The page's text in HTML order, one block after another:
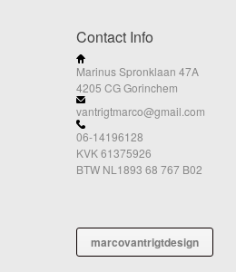
Contact Info
Marinus Spronklaan 47A
4205 CG Gorinchem
vantrigtmarco@gmail.com
06-14196128
KVK 61375926
BTW NL1893 68 767 B02
marcovantrigtdesign